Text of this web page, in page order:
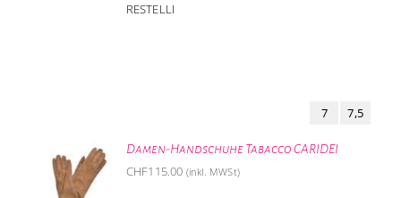
RESTELLI
Damen-Handschuhe Tabacco CARIDEI
7 7,5
CHF115.00 (inkl. MWSt)